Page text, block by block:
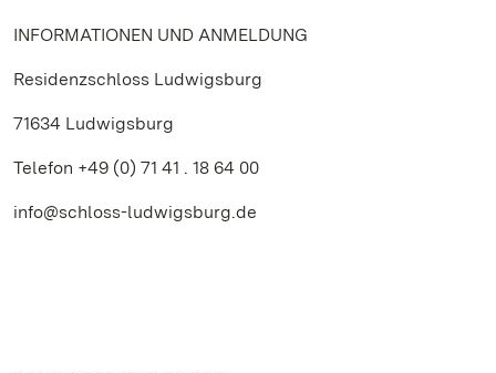
INFORMATIONEN UND ANMELDUNG
Residenzschloss Ludwigsburg
71634 Ludwigsburg
Telefon +49 (0) 71 41 . 18 64 00
info@schloss-ludwigsburg.de